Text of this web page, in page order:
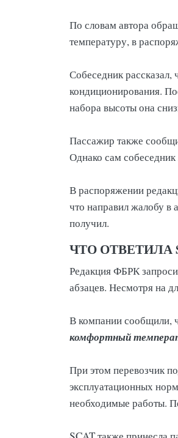
По словам автора
температуру, в
Собеседник
кондиционирования.
набора высоты она
Пассажир также
Однако сам
В распоряжении
что направил жалобу в
получил.
ЧТО ОТВЕТИЛА
Редакция ФБРК
абзацев. Несмотря на
В компании сообщили,
комфортный
При этом перевозчик
эксплуатационных
необходимые работы.